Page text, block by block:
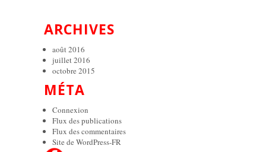
ARCHIVES
août 2016
juillet 2016
octobre 2015
MÉTA
Connexion
Flux des publications
Flux des commentaires
Site de WordPress-FR